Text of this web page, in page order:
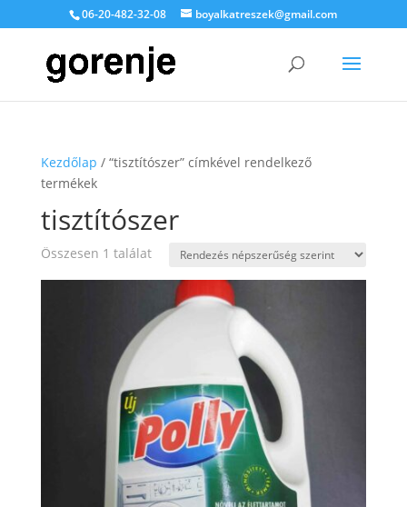
06-20-482-32-08 boyalkatreszek@gmail.com
Kezdőlap / “tisztítószer” címkével rendelkező
termékek
tisztítószer
Összesen 1 találat